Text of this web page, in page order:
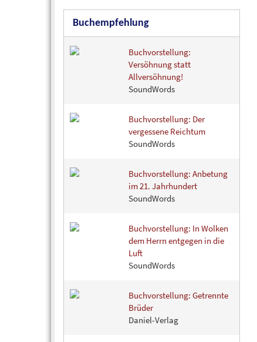
Buchempfehlung
Buchvorstellung:
Versöhnung statt
Allversöhnung!
SoundWords
Buchvorstellung: Der
vergessene Reichtum
SoundWords
Buchvorstellung: Anbetung
im 21. Jahrhundert
SoundWords
Buchvorstellung: In Wolken
dem Herrn entgegen in die
Luft
SoundWords
Buchvorstellung: Getrennte
Brüder
Daniel-Verlag